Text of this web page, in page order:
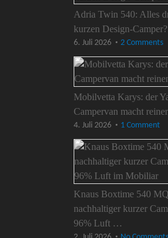
Adria Twin 540: Alles
kurzen Design-Camper?
6. Juli 2026 2 Comments
Mobilvetta Karys: der
Campervan macht
4. Juli 2026 1 Comment
Knaus Boxtime 540
nachhaltiger kurzer
96% Luft …